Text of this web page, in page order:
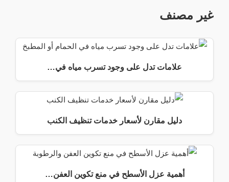
غير مصنف
علامات تدل على وجود تسرب مياه في…
دليل مقارن لأسعار خدمات تنظيف الكنب
أهمية عزل الأسطح في منع تكوين العفن…